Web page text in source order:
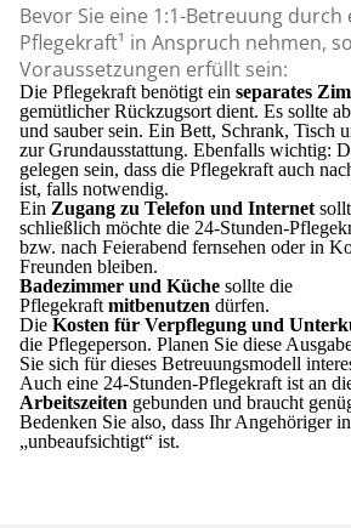
Bevor Sie eine 1:1-Betreuung durch
Pflegekraft¹ in Anspruch nehmen,
Voraussetzungen erfüllt sein:
Die Pflegekraft benötigt ein separates
gemütlicher Rückzugsort dient. Es sollte
und sauber sein. Ein Bett, Schrank, Tisch
zur Grundausstattung. Ebenfalls wichtig:
gelegen sein, dass die Pflegekraft auch
ist, falls notwendig.
Ein Zugang zu Telefon und Internet
schließlich möchte die 24-Stunden-
bzw. nach Feierabend fernsehen oder in
Freunden bleiben.
Badezimmer und Küche sollte die
Pflegekraft mitbenutzen dürfen.
Die Kosten für Verpflegung und
die Pflegeperson. Planen Sie diese
Sie sich für dieses Betreuungsmodell
Auch eine 24-Stunden-Pflegekraft ist an
Arbeitszeiten gebunden und braucht
Bedenken Sie also, dass Ihr Angehöriger
„unbeaufsichtigt“ ist.